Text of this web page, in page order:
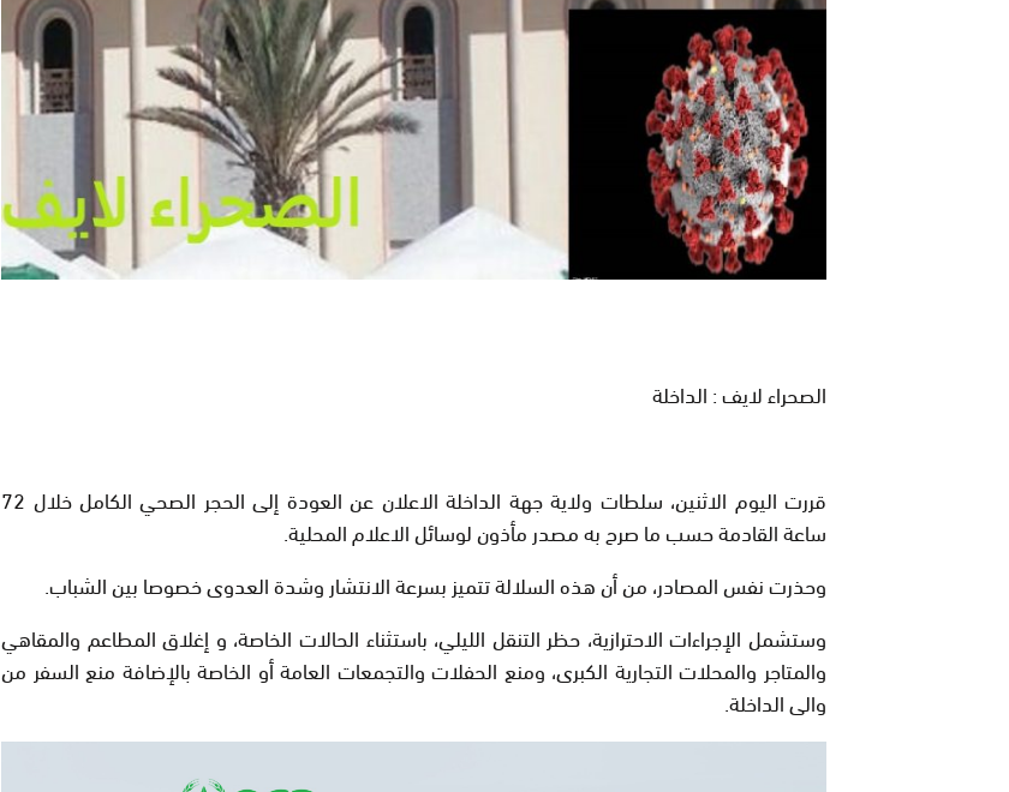
الصحراء لايف : الداخلة
قررت اليوم الاثنين، سلطات ولاية جهة الداخلة الاعلان عن العودة إلى الحجر الصحي الكامل خلال 72
ساعة القادمة حسب ما صرح به مصدر مأذون لوسائل الاعلام المحلية.
وحذرت نفس المصادر، من أن هذه السلالة تتميز بسرعة الانتشار وشدة العدوى خصوصا بين الشباب.
وستشمل الإجراءات الاحترازية، حظر التنقل الليلي، باستثناء الحالات الخاصة، و إغلاق المطاعم والمقاهي
والمتاجر والمحلات التجارية الكبرى، ومنع الحفلات والتجمعات العامة أو الخاصة بالإضافة منع السفر من
والى الداخلة.